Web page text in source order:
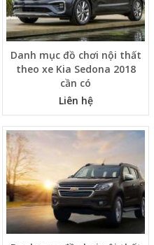
Danh mục đồ chơi nội thất
theo xe Kia Sedona 2018
cần có
Liên hệ